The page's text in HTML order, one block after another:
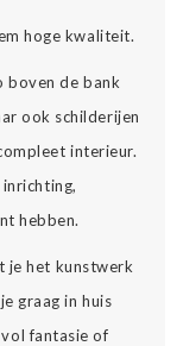
hoge kwaliteit.
boven de bank
ook schilderijen
interieur.
hebben.
je het kunstwerk
graag in huis
fantasie of